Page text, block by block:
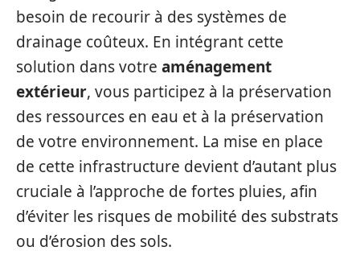
besoin de recourir à des systèmes de
drainage coûteux. En intégrant cette
solution dans votre aménagement
extérieur, vous participez à la préservation
des ressources en eau et à la préservation
de votre environnement. La mise en place
de cette infrastructure devient d’autant plus
cruciale à l’approche de fortes pluies, afin
d’éviter les risques de mobilité des substrats
ou d’érosion des sols.